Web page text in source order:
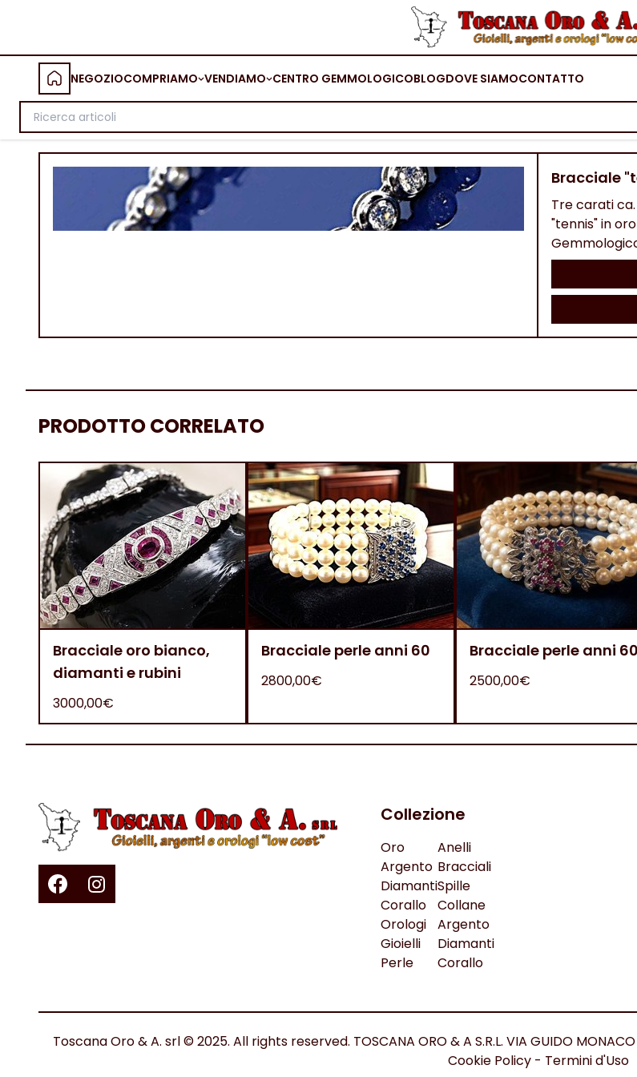
NEGOZIOCOMPRIAMO VENDIAMO CENTRO GEMMOLOGICOBLOGDOVE SIAMOCONTATTO
Bracciale
Tre carati
"tennis" in
PRODOTTO CORRELATO
Bracciale oro bianco,
diamanti e rubini
3000,00€
Bracciale perle anni 60
2800,00€
Bracciale perle anni 60
2500,00€
Collezione
Oro
Argento
Diamanti
Corallo
Orologi
Gioielli
Perle
Anelli
Bracciali
Spille
Collane
Argento
Diamanti
Corallo
Toscana Oro & A. srl © 2025. All rights reserved. TOSCANA ORO & A S.R.L. VIA GUIDO
Cookie Policy - Termini d'Uso